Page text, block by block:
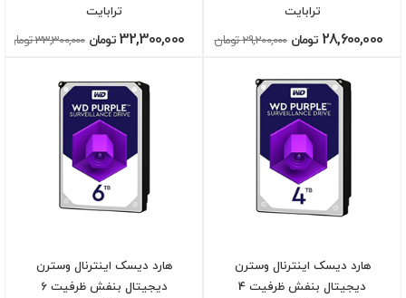
ترابایت
28,600,000 تومان 29,200,000 تومان
ترابایت
32,300,000 تومان 33,300,000 تومان
هارد دیسک اینترنال وسترن
دیجیتال بنفش ظرفیت 4
هارد دیسک اینترنال وسترن
دیجیتال بنفش ظرفیت 6